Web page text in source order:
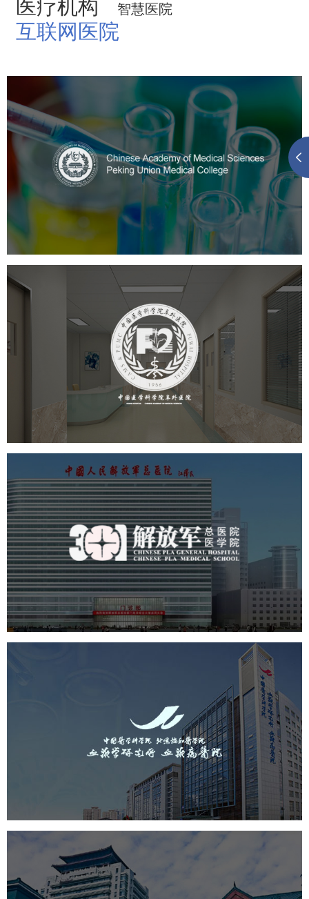
医疗机构 智慧医院
互联网医院
中国医学科学院
医院网站建设
定制开发
大学网站建设
高校网站建设
阜外医院
医药医疗 医院 医院网站建设 定制开发
中国人民解放军总医院 301医
院
医药医疗 医院 医院网站建设 定制开发
中国医学科学院血液病医院
（中国医学科学院...
医院网站建设
互联网医院
网站建设 网页设计
广安门医院